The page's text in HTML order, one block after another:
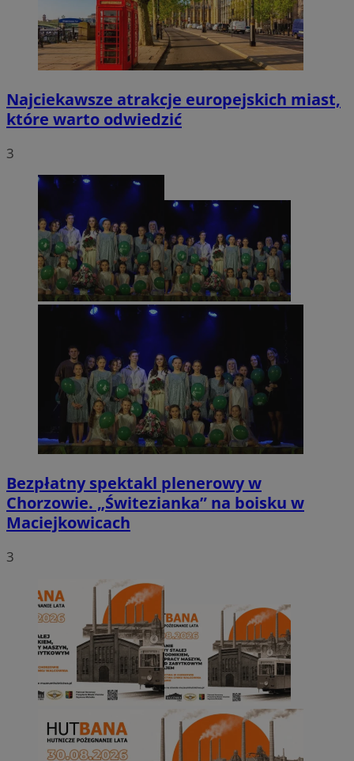
Najciekawsze atrakcje europejskich miast,
które warto odwiedzić
3
Bezpłatny spektakl plenerowy w
Chorzowie. „Świtezianka” na boisku w
Maciejkowicach
3